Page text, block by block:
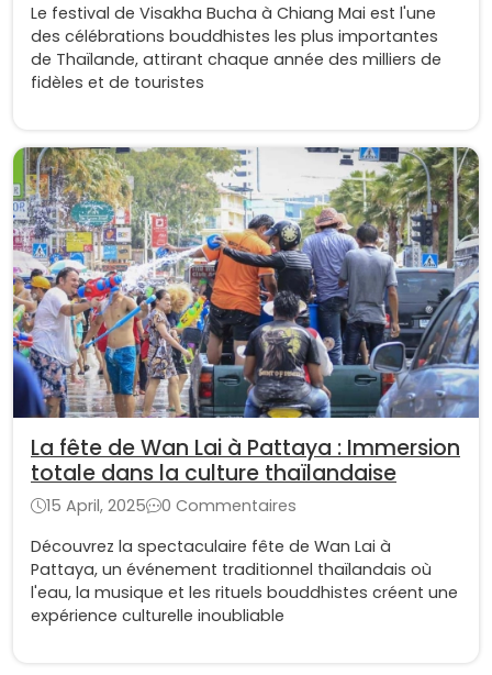
Le festival de Visakha Bucha à Chiang Mai est l'une
des célébrations bouddhistes les plus importantes
de Thaïlande, attirant chaque année des milliers de
fidèles et de touristes
La fête de Wan Lai à Pattaya : Immersion
totale dans la culture thaïlandaise
15 April, 2025
0 Commentaires
Découvrez la spectaculaire fête de Wan Lai à
Pattaya, un événement traditionnel thaïlandais où
l'eau, la musique et les rituels bouddhistes créent une
expérience culturelle inoubliable